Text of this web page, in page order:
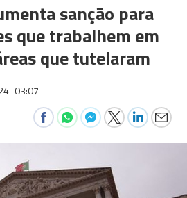
sanção para
que trabalhem em
que tutelaram
03:07